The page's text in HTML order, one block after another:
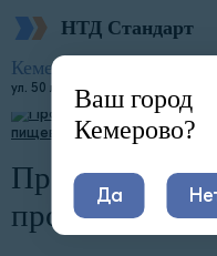
НТД Стандарт
Кемерово
ул. 50 лет Октября, 11
Главная Услуги
Протокол испытаний
Протокол
продукции в
Ваш город
Кемерово?
Да